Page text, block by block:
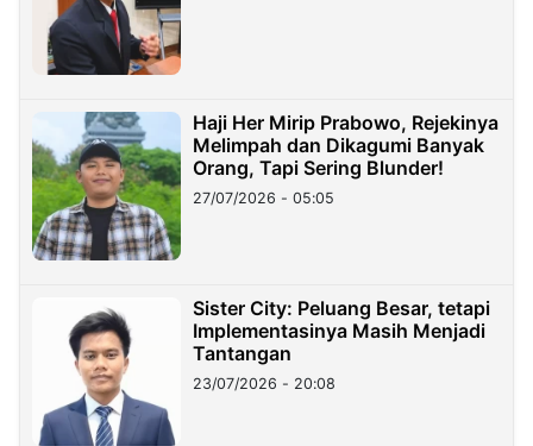
Haji Her Mirip Prabowo, Rejekinya
Melimpah dan Dikagumi Banyak
Orang, Tapi Sering Blunder!
27/07/2026 - 05:05
Sister City: Peluang Besar, tetapi
Implementasinya Masih Menjadi
Tantangan
23/07/2026 - 20:08